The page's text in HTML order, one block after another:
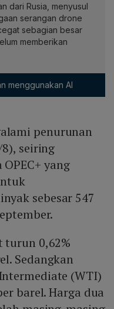
dari Rusia, menyusul
serangan drone
sebagian besar
memberikan
menggunakan AI
penurunan
seiring
yang
sebesar 547
turun 0,62%
Sedangkan
(WTI)
barel. Harga dua